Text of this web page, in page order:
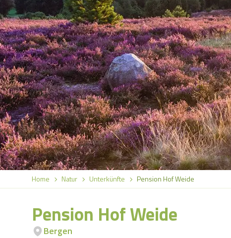
Home Natur Unterkünfte Pension Hof Weide
Pension Hof Weide
Bergen